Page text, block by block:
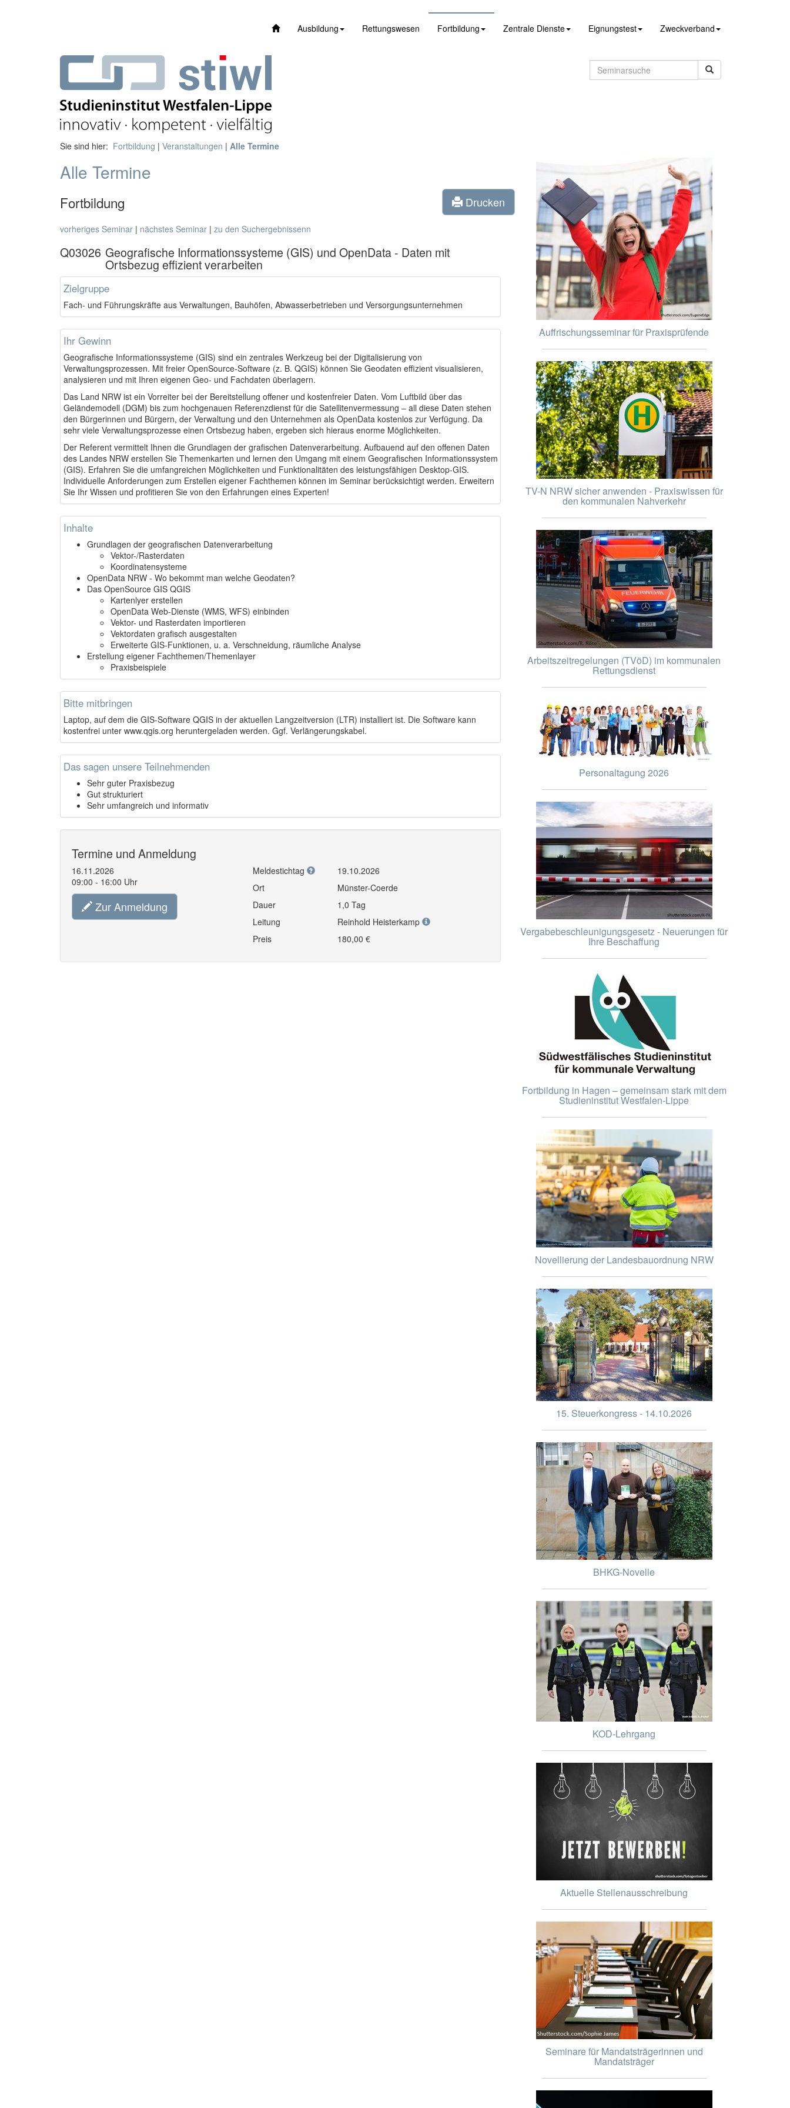
Ausbildung Rettungswesen Fortbildung Zentrale Dienste Eignungstest Zweckverband
Sie sind hier: Fortbildung | Veranstaltungen | Alle Termine
Alle Termine
Fortbildung Drucken
vorheriges Seminar | nächstes Seminar | zu den Suchergebnissenn
Q03026 Geografische Informationssysteme (GIS) und OpenData - Daten mit
Ortsbezug effizient verarbeiten
Zielgruppe
Fach- und Führungskräfte aus Verwaltungen, Bauhöfen, Abwasserbetrieben und Versorgungsunternehmen
Ihr Gewinn
Geografische Informationssysteme (GIS) sind ein zentrales Werkzeug bei der Digitalisierung von
Verwaltungsprozessen. Mit freier OpenSource-Software (z. B. QGIS) können Sie Geodaten effizient visualisieren,
analysieren und mit Ihren eigenen Geo- und Fachdaten überlagern.
Das Land NRW ist ein Vorreiter bei der Bereitstellung offener und kostenfreier Daten. Vom Luftbild über das
Geländemodell (DGM) bis zum hochgenauen Referenzdienst für die Satellitenvermessung – all diese Daten stehen
den Bürgerinnen und Bürgern, der Verwaltung und den Unternehmen als OpenData kostenlos zur Verfügung. Da
sehr viele Verwaltungsprozesse einen Ortsbezug haben, ergeben sich hieraus enorme Möglichkeiten.
Der Referent vermittelt Ihnen die Grundlagen der grafischen Datenverarbeitung. Aufbauend auf den offenen Daten
des Landes NRW erstellen Sie Themenkarten und lernen den Umgang mit einem Geografischen Informationssystem
(GIS). Erfahren Sie die umfangreichen Möglichkeiten und Funktionalitäten des leistungsfähigen Desktop-GIS.
Individuelle Anforderungen zum Erstellen eigener Fachthemen können im Seminar berücksichtigt werden. Erweitern
Sie Ihr Wissen und profitieren Sie von den Erfahrungen eines Experten!
Inhalte
Grundlagen der geografischen Datenverarbeitung
Vektor-/Rasterdaten
Koordinatensysteme
OpenData NRW - Wo bekommt man welche Geodaten?
Das OpenSource GIS QGIS
Kartenlyer erstellen
OpenData Web-Dienste (WMS, WFS) einbinden
Vektor- und Rasterdaten importieren
Vektordaten grafisch ausgestalten
Erweiterte GIS-Funktionen, u. a. Verschneidung, räumliche Analyse
Erstellung eigener Fachthemen/Themenlayer
Praxisbeispiele
Bitte mitbringen
Laptop, auf dem die GIS-Software QGIS in der aktuellen Langzeitversion (LTR) installiert ist. Die Software kann
kostenfrei unter www.qgis.org heruntergeladen werden. Ggf. Verlängerungskabel.
Das sagen unsere Teilnehmenden
Sehr guter Praxisbezug
Gut strukturiert
Sehr umfangreich und informativ
Termine und Anmeldung
16.11.2026
09:00 - 16:00 Uhr
Zur Anmeldung
Meldestichtag
19.10.2026
Ort
Münster-Coerde
Dauer
1,0 Tag
Leitung
Reinhold Heisterkamp
Preis
180,00 €
Auffrischungsseminar für Praxisprüfende
TV-N NRW sicher anwenden - Praxiswissen für
den kommunalen Nahverkehr
Arbeitszeitregelungen (TVöD) im kommunalen
Rettungsdienst
Personaltagung 2026
Vergabebeschleunigungsgesetz - Neuerungen für
Ihre Beschaffung
Fortbildung in Hagen – gemeinsam stark mit dem
Studieninstitut Westfalen-Lippe
Novellierung der Landesbauordnung NRW
15. Steuerkongress - 14.10.2026
BHKG-Novelle
KOD-Lehrgang
Aktuelle Stellenausschreibung
Seminare für Mandatsträgerinnen und
Mandatsträger